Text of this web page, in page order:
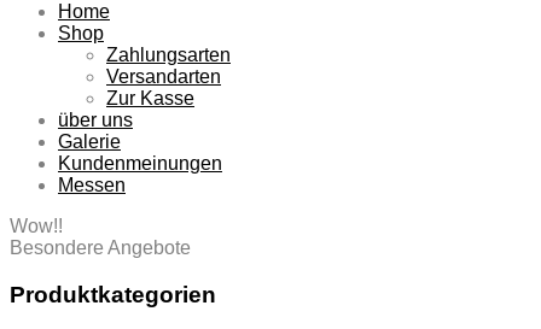
Home
Shop
Zahlungsarten
Versandarten
Zur Kasse
über uns
Galerie
Kundenmeinungen
Messen
Wow!!
Besondere Angebote
Produktkategorien